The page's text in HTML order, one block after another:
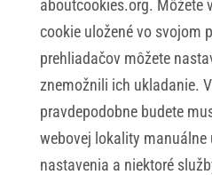
aboutcookies.org. Môžete
cookie uložené vo svojom
prehliadačov môžete
znemožnili ich ukladanie.
pravdepodobne budete
webovej lokality manuálne
nastavenia a niektoré